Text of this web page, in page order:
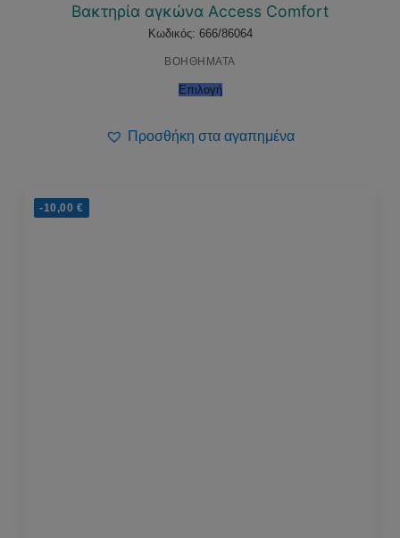
through
36,00 €
Βακτηρία αγκώνα Access Comfort
Κωδικός: 666/86064
ΒΟΗΘΗΜΑΤΑ
Επιλογή
Προσθήκη στα αγαπημένα
-10,00 €